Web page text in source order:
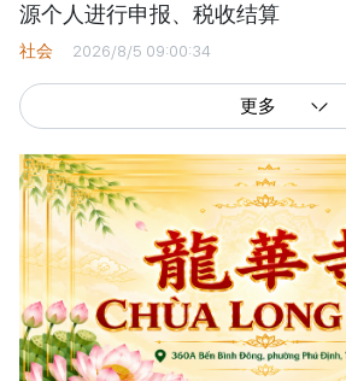
源个人进行申报、税收结算
社会 2026/8/5 09:00:34
更多
西贡解放报网版权所有